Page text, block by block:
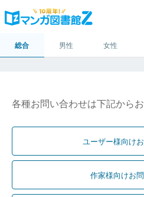
総合 男性 女性
各種お問い合わせは下記から
ユーザー様向け
作家様向けお